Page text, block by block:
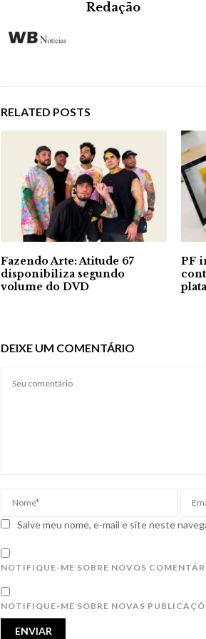
Redação
RELATED POSTS
Fazendo Arte: Atitude 67
disponibiliza segundo
volume do DVD
PF
DEIXE UM COMENTÁRIO
Salve meu nome, e-mail e site neste
NOTIFIQUE-ME SOBRE NOVOS
NOTIFIQUE-ME SOBRE NOVAS